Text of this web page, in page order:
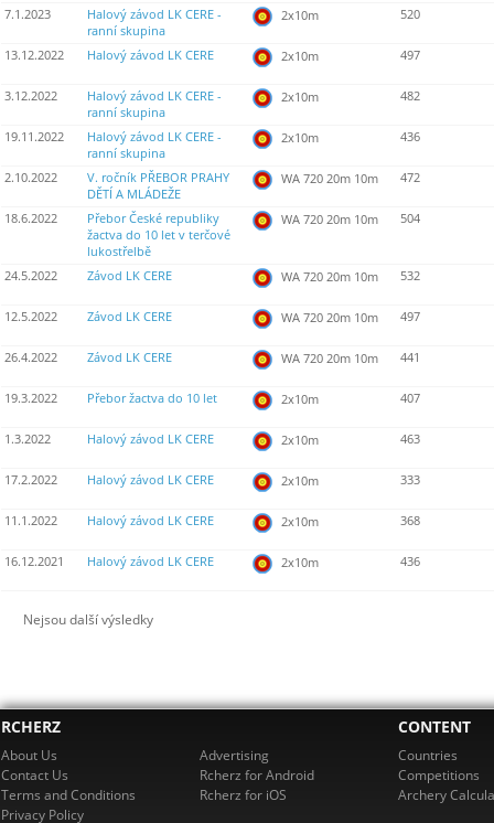
7.1.2023
Halový závod LK CERE -
ranní skupina
2x10m 520
13.12.2022 Halový závod LK CERE 2x10m 497
3.12.2022
Halový závod LK CERE -
ranní skupina
2x10m 482
19.11.2022
Halový závod LK CERE -
ranní skupina
2x10m 436
2.10.2022
V. ročník PŘEBOR PRAHY
DĚTÍ A MLÁDEŽE
WA 720 20m 10m 472
18.6.2022
Přebor České republiky
žactva do 10 let v terčové
lukostřelbě
WA 720 20m 10m 504
24.5.2022 Závod LK CERE WA 720 20m 10m 532
12.5.2022 Závod LK CERE WA 720 20m 10m 497
26.4.2022 Závod LK CERE WA 720 20m 10m 441
19.3.2022 Přebor žactva do 10 let 2x10m 407
1.3.2022 Halový závod LK CERE 2x10m 463
17.2.2022 Halový závod LK CERE 2x10m 333
11.1.2022 Halový závod LK CERE 2x10m 368
16.12.2021 Halový závod LK CERE 2x10m 436
Nejsou další výsledky
RCHERZ
About Us
Contact Us
Terms and Conditions
Privacy Policy
Advertising
Rcherz for Android
Rcherz for iOS
CONTENT
Countries
Competitions
Archery